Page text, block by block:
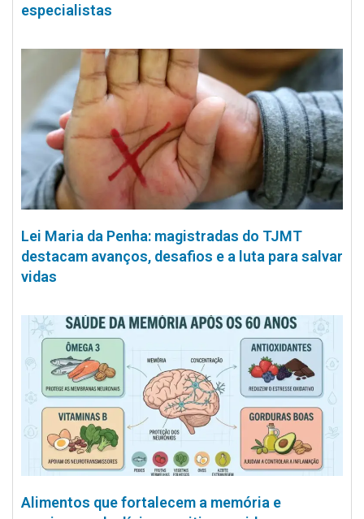
especialistas
Lei Maria da Penha: magistradas do TJMT
destacam avanços, desafios e a luta para salvar
vidas
Alimentos que fortalecem a memória e